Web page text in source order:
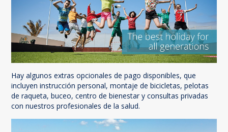
Hay algunos extras opcionales de pago disponibles, que
incluyen instrucción personal, montaje de bicicletas, pelotas
de raqueta, buceo, centro de bienestar y consultas privadas
con nuestros profesionales de la salud.